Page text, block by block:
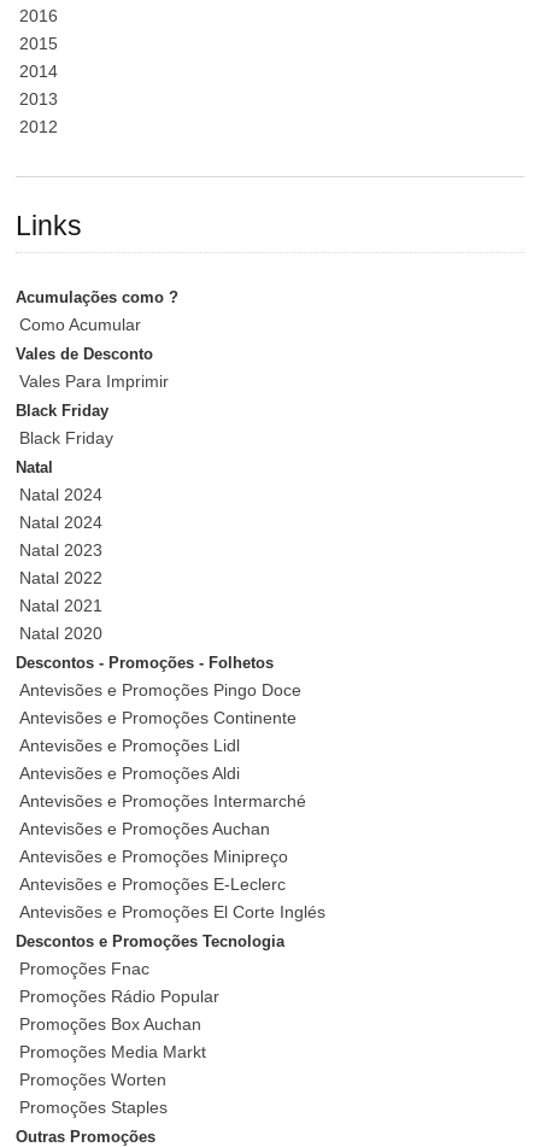
2016
2015
2014
2013
2012
Links
Acumulações como ?
Como Acumular
Vales de Desconto
Vales Para Imprimir
Black Friday
Black Friday
Natal
Natal 2024
Natal 2024
Natal 2023
Natal 2022
Natal 2021
Natal 2020
Descontos - Promoções - Folhetos
Antevisões e Promoções Pingo Doce
Antevisões e Promoções Continente
Antevisões e Promoções Lidl
Antevisões e Promoções Aldi
Antevisões e Promoções Intermarché
Antevisões e Promoções Auchan
Antevisões e Promoções Minipreço
Antevisões e Promoções E-Leclerc
Antevisões e Promoções El Corte Inglés
Descontos e Promoções Tecnologia
Promoções Fnac
Promoções Rádio Popular
Promoções Box Auchan
Promoções Media Markt
Promoções Worten
Promoções Staples
Outras Promoções